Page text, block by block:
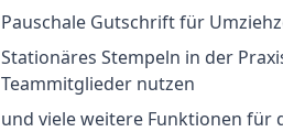
Pauschale Gutschriftfür
Stationäres Stempeln in der
Teammitglieder nutzen
und vieleweitere Funktionenfür